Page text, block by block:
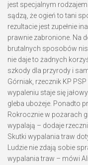
jest specjalnym
sądzą, że ogień to tani
rezultacie jest zupełnie
prawnie zabronione. Na
brutalnych sposobów
nie daje to żadnych
szkody dla przyrody i
Górniak, rzecznik KP
wypaleniu staje się
gleba ubożeje. Ponadto
Rokrocznie w pożarach
wypalają – dodaje
Skutki wypalania traw
Ludzie nie zdają sobie
wypalania traw – mówi